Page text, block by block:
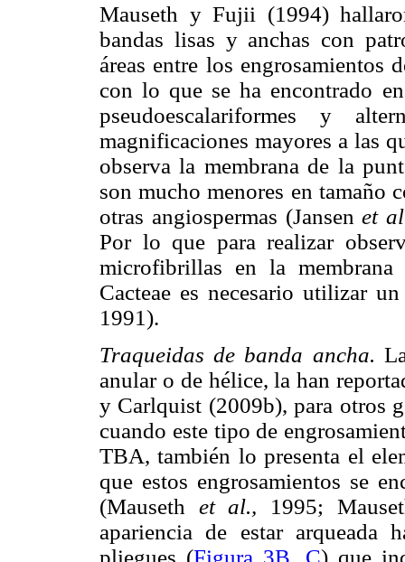
Mauseth y Fujii (1994)
bandas lisas y anchas con
áreas entre los engrosamientos
con lo que se ha encontrado
pseudoescalariformes y
magnificaciones mayores a las
observa la membrana de la
son mucho menores en tamaño
otras angiospermas (Jansenet
Por lo que para realizar
microfibrillas en la membrana
Cacteae es necesario utilizar
1991).
Traqueidas de banda ancha.
anular o de hélice, la han
y Carlquist (2009b), para otros
cuando este tipo de
TBA, también lo presenta el
que estos engrosamientos se
(Mauseth et al., 1995;
apariencia de estar arqueada